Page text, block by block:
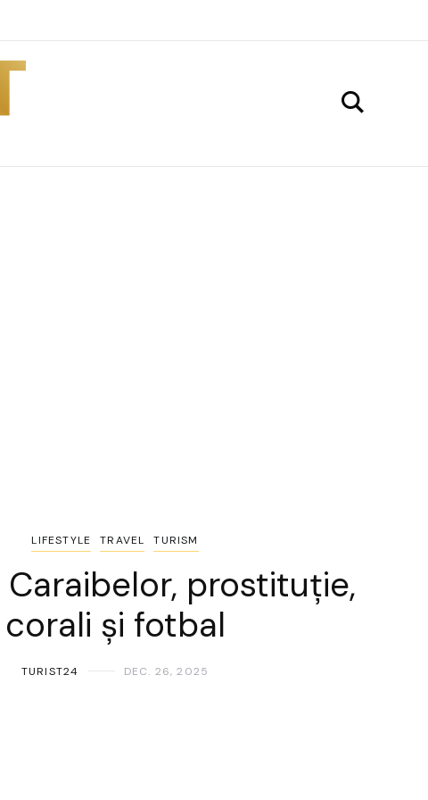
LIFESTYLE TRAVEL TURISM
Caraibelor, prostituție,
corali și fotbal
TURIST24 DEC. 26, 2025